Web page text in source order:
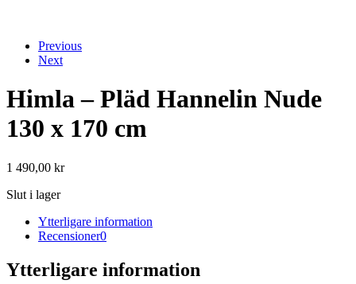
Previous
Next
Himla – Pläd Hannelin Nude
130 x 170 cm
1 490,00 kr
Slut i lager
Ytterligare information
Recensioner0
Ytterligare information